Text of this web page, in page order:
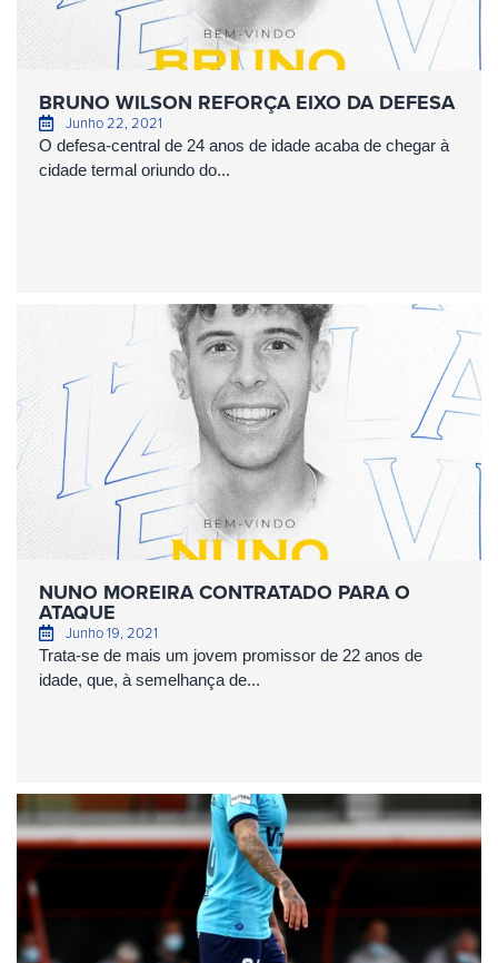
BRUNO WILSON REFORÇA EIXO DA DEFESA
Junho 22, 2021
O defesa-central de 24 anos de idade acaba de chegar à
cidade termal oriundo do...
NUNO MOREIRA CONTRATADO PARA O
ATAQUE
Junho 19, 2021
Trata-se de mais um jovem promissor de 22 anos de
idade, que, à semelhança de...